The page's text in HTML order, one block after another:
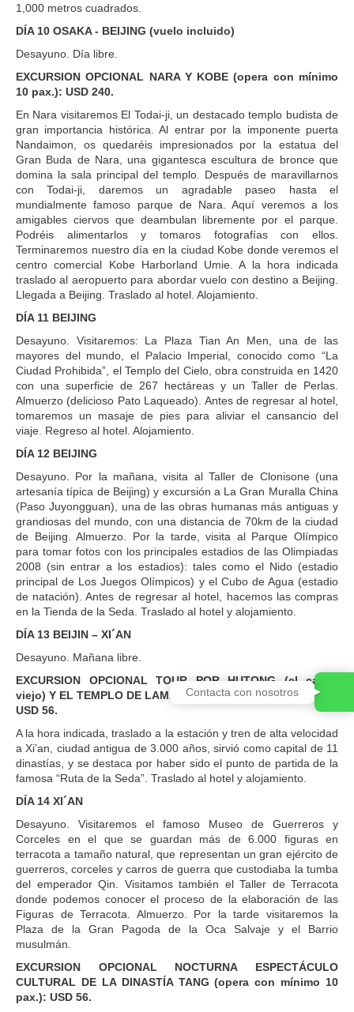
1,000 metros cuadrados.
DÍA 10 OSAKA - BEIJING (vuelo incluido)
Desayuno. Día libre.
EXCURSION OPCIONAL NARA Y KOBE (opera con mínimo
10 pax.): USD 240.
En Nara visitaremos El Todai-ji, un destacado templo budista de
gran importancia histórica. Al entrar por la imponente puerta
Nandaimon, os quedaréis impresionados por la estatua del
Gran Buda de Nara, una gigantesca escultura de bronce que
domina la sala principal del templo. Después de maravillarnos
con Todai-ji, daremos un agradable paseo hasta el
mundialmente famoso parque de Nara. Aquí veremos a los
amigables ciervos que deambulan libremente por el parque.
Podréis alimentarlos y tomaros fotografías con ellos.
Terminaremos nuestro día en la ciudad Kobe donde veremos el
centro comercial Kobe Harborland Umie. A la hora indicada
traslado al aeropuerto para abordar vuelo con destino a Beijing.
Llegada a Beijing. Traslado al hotel. Alojamiento.
DÍA 11 BEIJING
Desayuno. Visitaremos: La Plaza Tian An Men, una de las
mayores del mundo, el Palacio Imperial, conocido como “La
Ciudad Prohibida”, el Templo del Cielo, obra construida en 1420
con una superficie de 267 hectáreas y un Taller de Perlas.
Almuerzo (delicioso Pato Laqueado). Antes de regresar al hotel,
tomaremos un masaje de pies para aliviar el cansancio del
viaje. Regreso al hotel. Alojamiento.
DÍA 12 BEIJING
Desayuno. Por la mañana, visita al Taller de Clonisone (una
artesanía típica de Beijing) y excursión a La Gran Muralla China
(Paso Juyongguan), una de las obras humanas más antiguas y
grandiosas del mundo, con una distancia de 70km de la ciudad
de Beijing. Almuerzo. Por la tarde, visita al Parque Olímpico
para tomar fotos con los principales estadios de las Olimpiadas
2008 (sin entrar a los estadios): tales como el Nido (estadio
principal de Los Juegos Olímpicos) y el Cubo de Agua (estadio
de natación). Antes de regresar al hotel, hacemos las compras
en la Tienda de la Seda. Traslado al hotel y alojamiento.
DÍA 13 BEIJIN – XI´AN
Desayuno. Mañana libre.
EXCURSION OPCIONAL TOUR POR HUTONG (el casco
viejo) Y EL TEMPLO DE LAMAS (opera con mínimo 10 pax.):
USD 56.
A la hora indicada, traslado a la estación y tren de alta velocidad
a Xi’an, ciudad antigua de 3.000 años, sirvió como capital de 11
dinastías, y se destaca por haber sido el punto de partida de la
famosa “Ruta de la Seda”. Traslado al hotel y alojamiento.
DÍA 14 XI´AN
Desayuno. Visitaremos el famoso Museo de Guerreros y
Corceles en el que se guardan más de 6.000 figuras en
terracota a tamaño natural, que representan un gran ejército de
guerreros, corceles y carros de guerra que custodiaba la tumba
del emperador Qin. Visitamos también el Taller de Terracota
donde podemos conocer el proceso de la elaboración de las
Figuras de Terracota. Almuerzo. Por la tarde visitaremos la
Plaza de la Gran Pagoda de la Oca Salvaje y el Barrio
musulmán.
EXCURSION OPCIONAL NOCTURNA ESPECTÁCULO
CULTURAL DE LA DINASTÍA TANG (opera con mínimo 10
pax.): USD 56.
Contacta con nosotros